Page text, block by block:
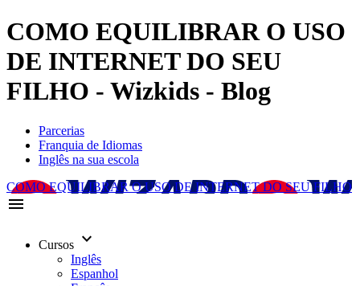
COMO EQUILIBRAR O USO
DE INTERNET DO SEU
FILHO - Wizkids - Blog
Parcerias
Franquia de Idiomas
Inglês na sua escola
COMO EQUILIBRAR O USO DE INTERNET DO SEU FILHO
menu
Cursos keyboard_arrow_down
Inglês
Espanhol